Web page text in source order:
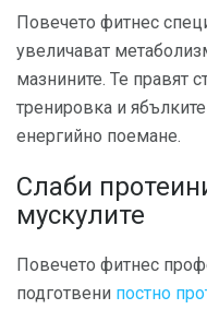
Повечето фитнес
увеличават
мазнините. Те правят
тренировка и
енергийно поемане.
Слаби
мускулите
Повечето фитнес
подготвени постно